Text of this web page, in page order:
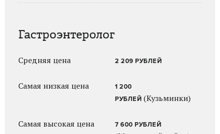
Гастроэнтеролог
Средняя цена 2 209 РУБЛЕЙ
Самая низкая цена
1 200
РУБЛЕЙ (Кузьминки)
Самая высокая цена 7 600 РУБЛЕЙ